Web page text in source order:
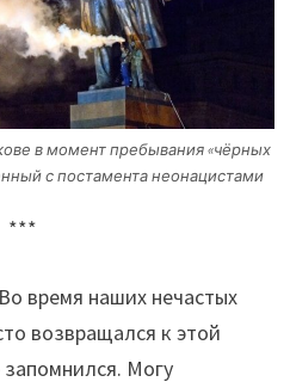
в момент пребывания «чёрных
с постамента неонацистами
***
время наших нечастых
возвращался к этой
Могу